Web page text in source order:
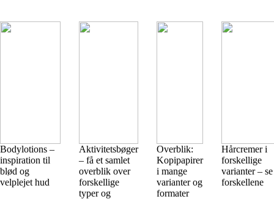
Bodylotions –
inspiration til
blød og
velplejet hud
Aktivitetsbøger
– få et samlet
overblik over
forskellige
typer og
Overblik:
Kopipapirer
i mange
varianter og
formater
Hårcremer i
forskellige
varianter – se
forskellene